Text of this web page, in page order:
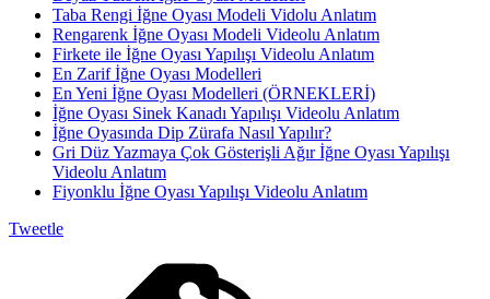
Taba Rengi İğne Oyası Modeli Vidolu Anlatım
Rengarenk İğne Oyası Modeli Videolu Anlatım
Firkete ile İğne Oyası Yapılışı Videolu Anlatım
En Zarif İğne Oyası Modelleri
En Yeni İğne Oyası Modelleri (ÖRNEKLERİ)
İğne Oyası Sinek Kanadı Yapılışı Videolu Anlatım
İğne Oyasında Dip Zürafa Nasıl Yapılır?
Gri Düz Yazmaya Çok Gösterişli Ağır İğne Oyası Yapılışı
Videolu Anlatım
Fiyonklu İğne Oyası Yapılışı Videolu Anlatım
Tweetle